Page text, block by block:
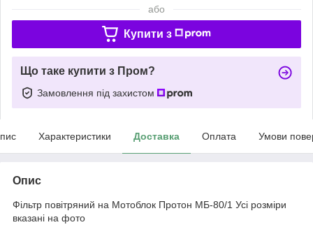
або
Купити з
Що таке купити з Пром?
Замовлення під захистом
Характеристики Доставка Оплата Умови
Опис
Фільтр повітряний на Мотоблок Протон МБ-80/1 Усі розміри
вказані на фото